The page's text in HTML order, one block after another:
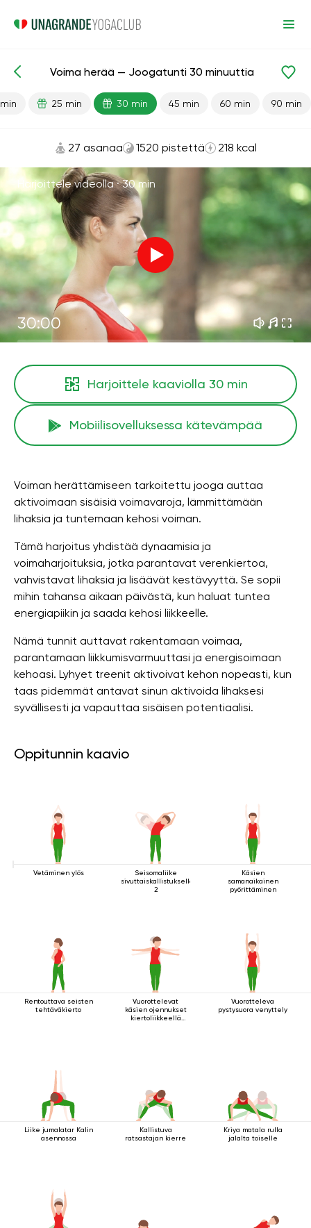
Valmiit oppitunnit Energia
Voima herää — Joogatunti 30 minuuttia
25 min 30 min 45 min 60 min 90 min
27 asanaa 1520 pistettä 218 kcal
Harjoittele videolla ·30 min
30:00
Harjoittele kaaviolla 30 min
Mobiilisovelluksessa kätevämpää
Voiman herättämiseen tarkoitettu jooga auttaa
aktivoimaan sisäisiä voimavaroja, lämmittämään
lihaksia ja tuntemaan kehosi voiman.
Tämä harjoitus yhdistää dynaamisia ja
voimaharjoituksia, jotka parantavat verenkiertoa,
vahvistavat lihaksia ja lisäävät kestävyyttä. Se sopii
mihin tahansa aikaan päivästä, kun haluat tuntea
energiapiikin ja saada kehosi liikkeelle.
Nämä tunnit auttavat rakentamaan voimaa,
parantamaan liikkumisvarmuuttasi ja energisoimaan
kehoasi. Lyhyet treenit aktivoivat kehon nopeasti, kun
taas pidemmät antavat sinun aktivoida lihaksesi
syvällisesti ja vapauttaa sisäisen potentiaalisi.
Oppitunnin kaavio
Vetäminen ylös
Seisomaliike
sivuttaiskallistuksella
2
Käsien
samanaikainen
pyörittäminen
Rentouttava seisten
tehtäväkierto
Vuorottelevat
käsien ojennukset
kiertoliikkeellä
Vuorotteleva
pystysuora venyttely
Liike jumalatar Kalin
asennossa
Kallistuva
ratsastajan kierre
Kriya matala rulla
jalalta toiselle